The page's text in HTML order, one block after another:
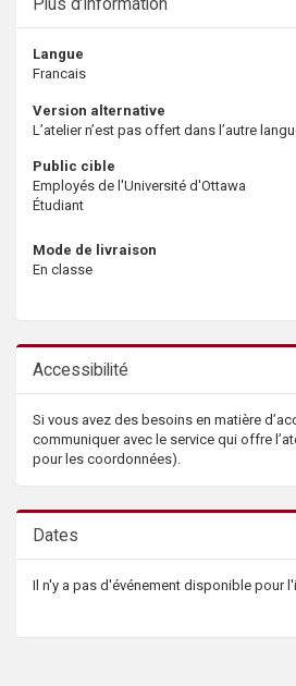
Plus d’information
Langue
Francais
Version alternative
L’atelier n’est pas offert dans l’autre
Public cible
Employés de l'Université d'Ottawa
Étudiant
Mode de livraison
En classe
Accessibilité
Si vous avez des besoins en matière
communiquer avec le service qui offre
pour les coordonnées).
Dates
Il n'y a pas d'événement disponible pour